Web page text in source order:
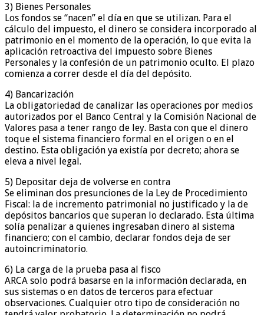
3) Bienes Personales
Los fondos se “nacen” el día en que se utilizan. Para el
cálculo del impuesto, el dinero se considera incorporado al
patrimonio en el momento de la operación, lo que evita la
aplicación retroactiva del impuesto sobre Bienes
Personales y la confesión de un patrimonio oculto. El plazo
comienza a correr desde el día del depósito.
4) Bancarización
La obligatoriedad de canalizar las operaciones por medios
autorizados por el Banco Central y la Comisión Nacional de
Valores pasa a tener rango de ley. Basta con que el dinero
toque el sistema financiero formal en el origen o en el
destino. Esta obligación ya existía por decreto; ahora se
eleva a nivel legal.
5) Depositar deja de volverse en contra
Se eliminan dos presunciones de la Ley de Procedimiento
Fiscal: la de incremento patrimonial no justificado y la de
depósitos bancarios que superan lo declarado. Esta última
solía penalizar a quienes ingresaban dinero al sistema
financiero; con el cambio, declarar fondos deja de ser
autoincriminatorio.
6) La carga de la prueba pasa al fisco
ARCA solo podrá basarse en la información declarada, en
sus sistemas o en datos de terceros para efectuar
observaciones. Cualquier otro tipo de consideración no